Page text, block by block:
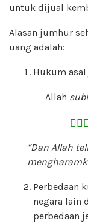
untuk dijual
Alasan jumhur
uang adalah:
Hukum
Allah
“Dan Allah
Perbedaan
negara lain
perbedaan